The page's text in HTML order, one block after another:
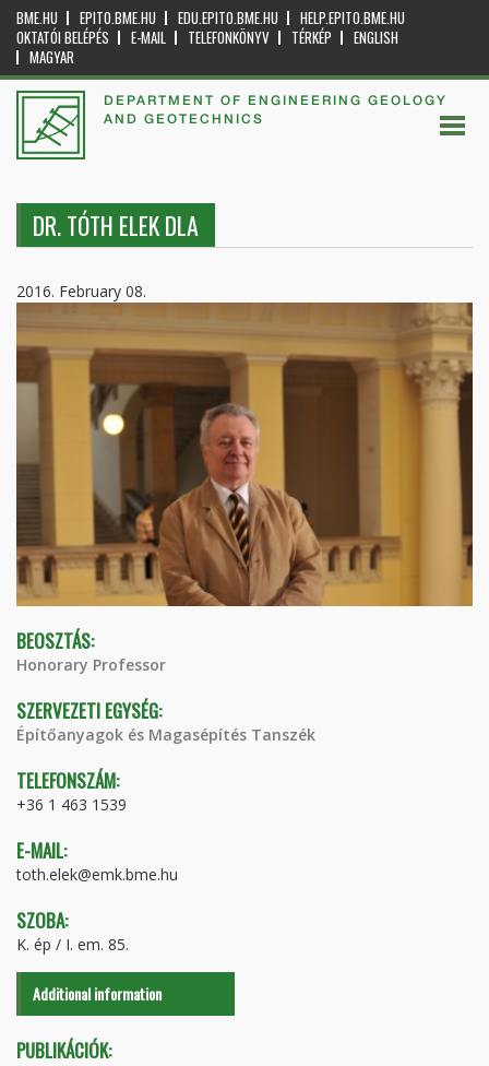
BME.HU EPITO.BME.HU EDU.EPITO.BME.HU
HELP.EPITO.BME.HU
OKTATÓI BELÉPÉS
E-MAIL TELEFONKÖNYV TÉRKÉP
ENGLISH
MAGYAR
DEPARTMENT OF ENGINEERING GEOLOGY
AND GEOTECHNICS
DR. TÓTH ELEK DLA
2016. February 08.
BEOSZTÁS:
Honorary Professor
SZERVEZETI EGYSÉG:
Építőanyagok és Magasépítés Tanszék
TELEFONSZÁM:
+36 1 463 1539
E-MAIL:
toth.elek@emk.bme.hu
SZOBA:
K. ép / I. em. 85.
Additional information
PUBLIKÁCIÓK: